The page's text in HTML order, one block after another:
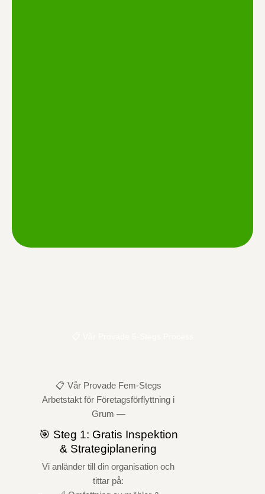
📋 Vår Provade Fem-Stegs
Arbetstakt för Företagsförflyttning i
Grum —
🎯 Steg 1: Gratis Inspektion
& Strategiplanering
Vi anländer till din organisation och
tittar på: